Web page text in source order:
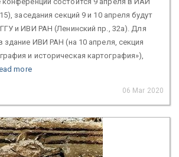
заседания секций 9 и 10 апреля будут
и ИВИ РАН (Ленинский пр., 32а). Для
здание ИВИ РАН (на 10 апреля, секция
и историческая картография»),
more
06 Mar 2020